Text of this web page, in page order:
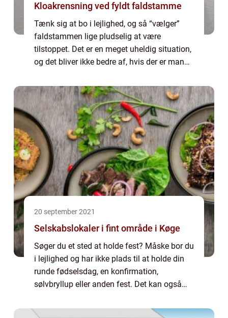
Kloakrensning ved fyldt faldstamme
Tænk sig at bo i lejlighed, og så “vælger”
faldstammen lige pludselig at være
tilstoppet. Det er en meget uheldig situation,
og det bliver ikke bedre af, hvis der er mange
problemet er sket, for det ...
20 september 2021
Selskabslokaler i fint område i Køge
Søger du et sted at holde fest? Måske bor du
i lejlighed og har ikke plads til at holde din
runde fødselsdag, en konfirmation,
sølvbryllup eller anden fest. Det kan også